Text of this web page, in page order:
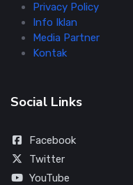
Privacy Policy
Info Iklan
Media Partner
Kontak
Social Links
Facebook
Twitter
YouTube